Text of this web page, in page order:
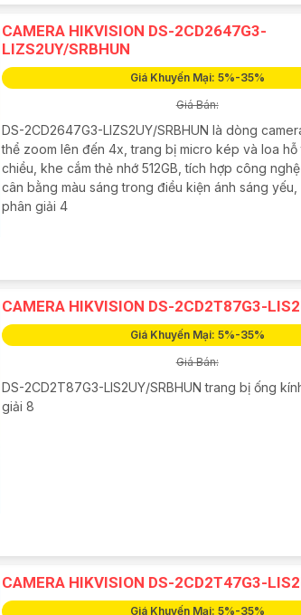
CAMERA HIKVISION DS-2CD2647G3-
LIZS2UY/SRBHUN
Giá Khuyến Mại: 5%-35%
Giá Bán:
DS-2CD2647G3-LIZS2UY/SRBHUN là dòng
thể zoom lên đến 4x, trang bị micro kép và loa hỗ
chiều, khe cắm thẻ nhớ 512GB, tích hợp công
cân bằng màu sáng trong điều kiện ánh sáng
phân giải 4
CAMERA HIKVISION DS-2CD2T87G3-
Giá Khuyến Mại: 5%-35%
Giá Bán:
DS-2CD2T87G3-LIS2UY/SRBHUN trang bị ống
giải 8
CAMERA HIKVISION DS-2CD2T47G3-
Giá Khuyến Mại: 5%-35%